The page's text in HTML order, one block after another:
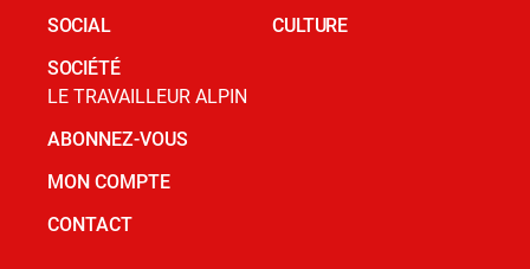
SOCIAL
SOCIÉTÉ
CULTURE
LE TRAVAILLEUR ALPIN
ABONNEZ-VOUS
MON COMPTE
CONTACT